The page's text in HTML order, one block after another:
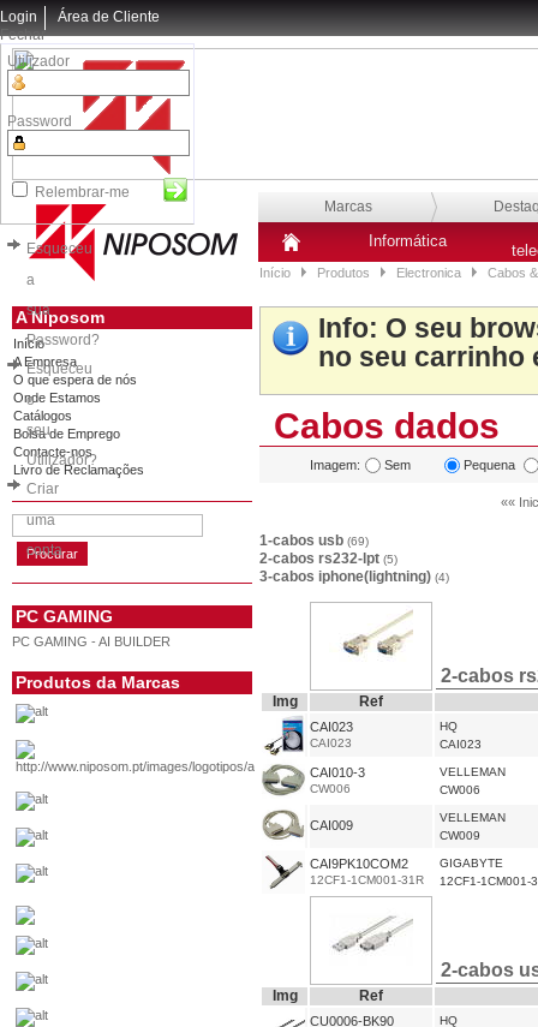
Login
Fechar
Utilizador
Password
Relembrar-me
Esqueceu
a
sua
Password?
Esqueceu
o
seu
Utilizador?
Criar
uma
conta
Área de Cliente
Marcas
Informática
Início Produtos Electronica Cabos
A Niposom
Início
A Empresa
O que espera de nós
Onde Estamos
Catálogos
Bolsa de Emprego
Contacte-nos
Livro de Reclamações
PC GAMING
PC GAMING - AI BUILDER
Produtos da Marcas
Info: O seu
no seu carrinho
Cabos dados
Imagem: Sem Pequena
««
1-cabos usb (69)
2-cabos rs232-lpt (5)
3-cabos iphone(lightning) (4)
2-cabos
Img Ref
CAI023
CAI023
HQ
CAI023
CAI010-3
CW006
VELLEMAN
CW006
CAI009
VELLEMAN
CW009
CAI9PK10COM2
12CF1-1CM001-31R
GIGABYTE
12CF1-1CM001-
2-cabos
Img Ref
CU0006-BK90
HQ